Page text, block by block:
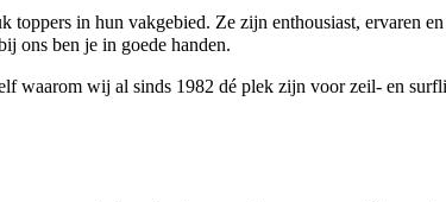
in hun vakgebied. Ze zijn enthousiast, ervaren
ons ben je in goede handen.
wij al sinds 1982 dé plek zijn voor zeil- en